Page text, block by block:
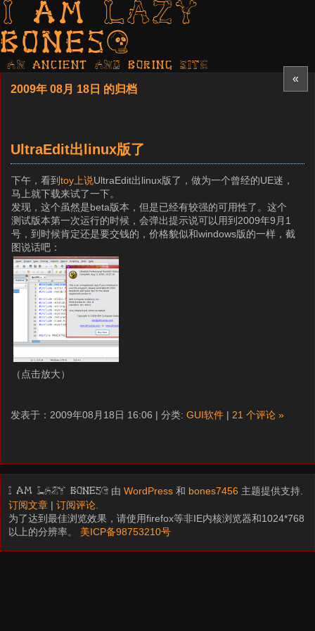
I am LAZY
bones?
AN ancient AND boring SITE
«
2009年 08月 18日 的归档
UltraEdit出linux版了
下午，看到toy上说UltraEdit出linux版了，做为一个曾经的UE迷，
马上就下载来试了一下。
发现，这个虽然是beta版本，但是已经有较强的可用性了。这个
测试版本第一次运行的时候，会弹出提示说可以用到2009年9月1
号，到时候肯定还是要交钱的，价格貌似和windows版的一样，截
图说话吧：
（点击放大）
发表于：2009年08月18日 16:06 | 分类: GUI软件 | 21 个评论 »
I am LAZY bones? 由WordPress 和 bones7456 主题提供支持.
订阅文章 |订阅评论
为了达到最佳浏览效果，请使用firefox等非IE内核浏览器和1024*768
以上的分辨率。 美ICP备98753210号